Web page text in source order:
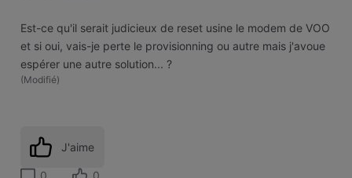
Est-ce qu'il serait judicieux de reset usine le modem de VOO
et si oui, vais-je perte le provisionning ou autre mais j'avoue
espérer une autre solution... ?
(Modifié)
J'aime
0 0